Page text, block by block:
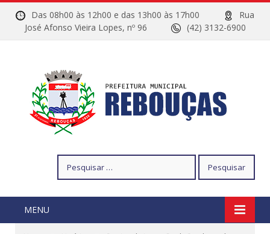
Das 08h00 às 12h00 e das 13h00 às 17h00
Rua
José Afonso Vieira Lopes, nº 96
(42) 3132-6900
por:
MENU